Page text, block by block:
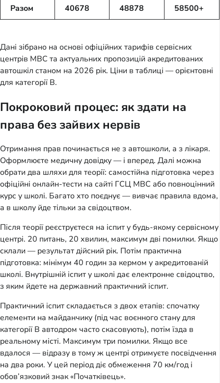
Разом 40678 48878 58500+
Дані зібрано на основі офіційних тарифів сервісних
центрів МВС та актуальних пропозицій акредитованих
автошкіл станом на 2026 рік. Ціни в таблиці — орієнтовні
для категорії B.
Покроковий процес: як здати на
права без зайвих нервів
Отримання прав починається не з автошколи, а з лікаря.
Оформлюєте медичну довідку — і вперед. Далі можна
обрати два шляхи для теорії: самостійна підготовка через
офіційні онлайн-тести на сайті ГСЦ МВС або повноцінний
курс у школі. Багато хто поєднує — вивчає правила вдома,
а в школу йде тільки за свідоцтвом.
Після теорії реєструєтеся на іспит у будь-якому сервісному
центрі. 20 питань, 20 хвилин, максимум дві помилки. Якщо
склали — результат дійсний рік. Потім практична
підготовка: мінімум 40 годин за кермом у акредитованій
школі. Внутрішній іспит у школі дає електронне свідоцтво,
з яким йдете на державний практичний іспит.
Практичний іспит складається з двох етапів: спочатку
елементи на майданчику (під час воєнного стану для
категорії B автодром часто скасовують), потім їзда в
реальному місті. Максимум три помилки. Якщо все
вдалося — відразу в тому ж центрі отримуєте посвідчення
на два роки. У цей період діє обмеження 70 км/год і
обов’язковий знак «Початківець».